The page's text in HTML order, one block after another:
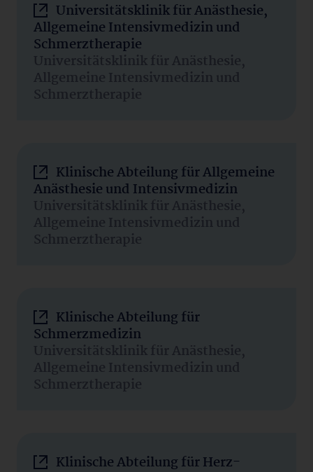
Universitätsklinik für Anästhesie,
Allgemeine Intensivmedizin und
Schmerztherapie
Universitätsklinik für Anästhesie,
Allgemeine Intensivmedizin und
Schmerztherapie
Klinische Abteilung für Allgemeine
Anästhesie und Intensivmedizin
Universitätsklinik für Anästhesie,
Allgemeine Intensivmedizin und
Schmerztherapie
Klinische Abteilung für
Schmerzmedizin
Universitätsklinik für Anästhesie,
Allgemeine Intensivmedizin und
Schmerztherapie
Klinische Abteilung für Herz-